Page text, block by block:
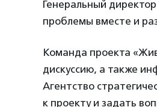
Генеральный
проблемы вместе и
Команда проекта
дискуссию, а также
Агентство
к проекту и задать